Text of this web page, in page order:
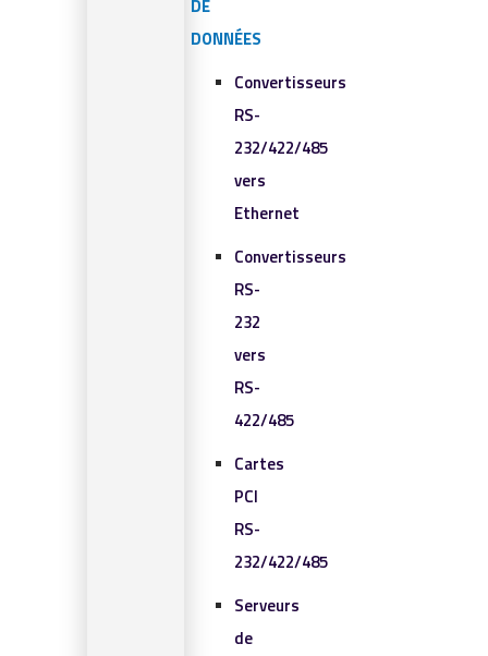
DE
DONNÉES
Convertisseurs
RS-
232/422/485
vers
Ethernet
Convertisseurs
RS-
232
vers
RS-
422/485
Cartes
PCI
RS-
232/422/485
Serveurs
de